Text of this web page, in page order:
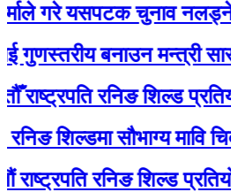
यसपटक चुनाव नलड्ने
बनाउन मन्त्री सारुको
रनिङ शिल्ड
सौभाग्य मावि
रनिङ शिल्ड